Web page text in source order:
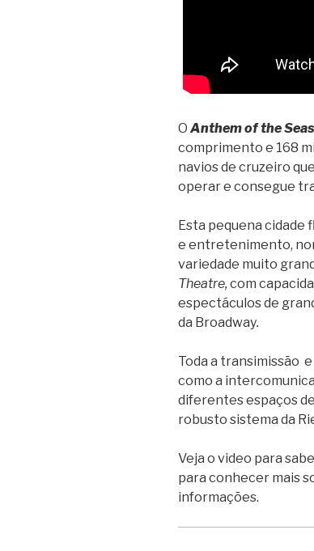
O Anthem of the Seas
comprimento e 168
navios de cruzeiro
operar e consegue
Esta pequena cidade
e entretenimento,
variedade muito
Theatre, com
espectáculos de
da Broadway.
Toda a transimissão
como a
diferentes espaços
robusto sistema da
Veja o video para
para conhecer mais
informações.